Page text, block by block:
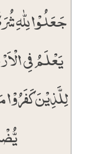
جَعَلُوۡا لِلّٰہِ
یَعۡلَمُ فِی
لِلَّذِیۡنَ